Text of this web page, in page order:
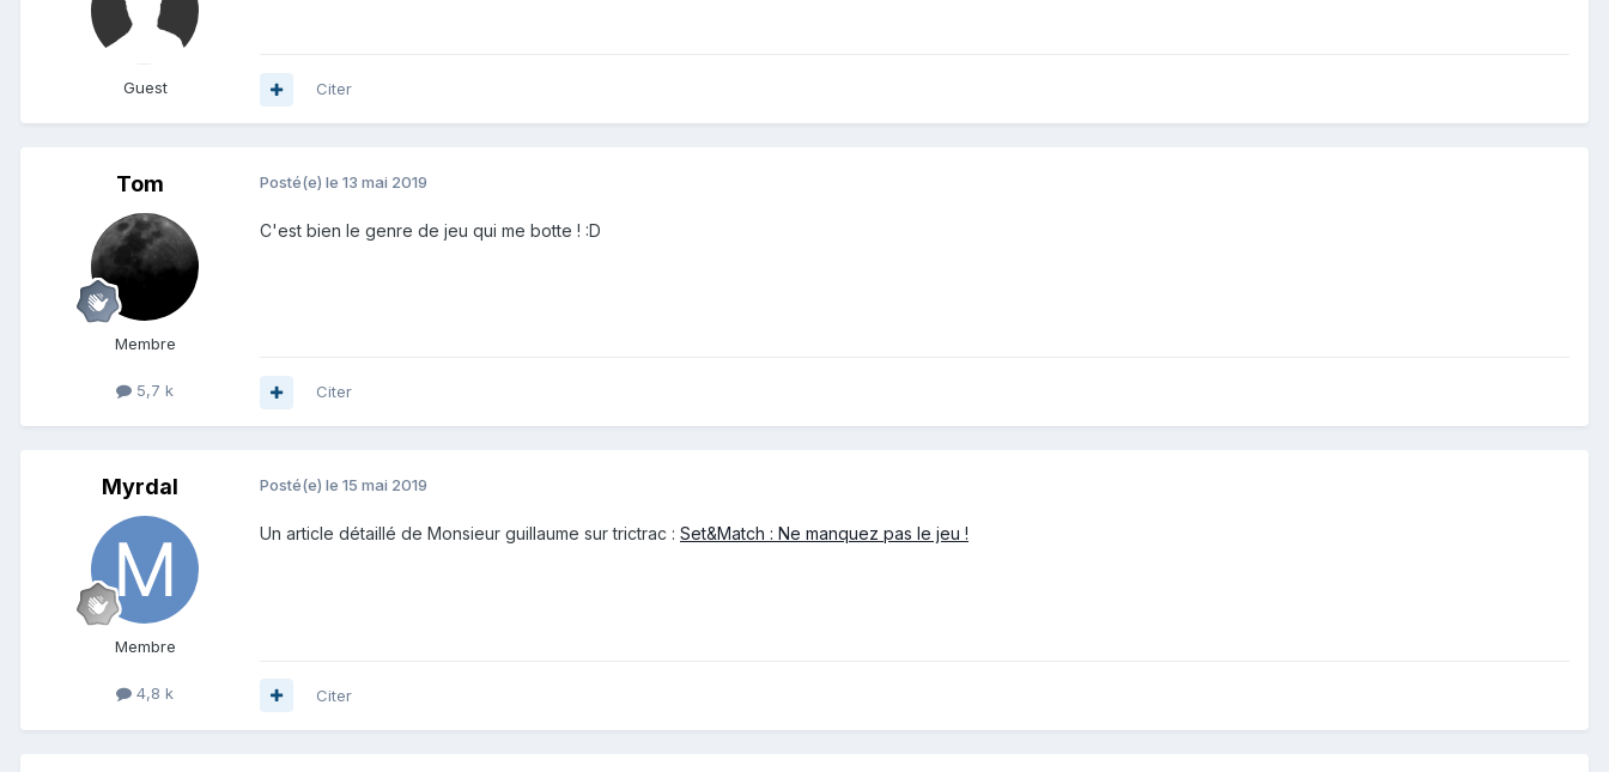
Guest Citer
Tom
Membre
5,7 k
Posté(e) le 13 mai 2019
C'est bien le genre de jeu qui me botte ! :D
Citer
Myrdal
Membre
4,8 k
Posté(e) le 15 mai 2019
Un article détaillé de Monsieur guillaume sur trictrac : Set&Match : Ne manquez pas le jeu !
Citer